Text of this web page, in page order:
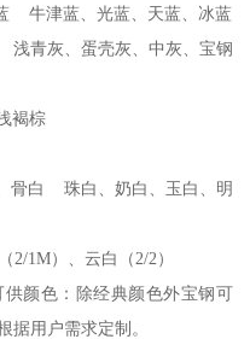
牛津蓝、光蓝、天蓝、冰蓝
青灰、蛋壳灰、中灰、宝钢
褐棕
白 珠白、奶白、玉白、明
1M）、云白（2/2）
颜色：除经典颜色外宝钢可
据用户需求定制。